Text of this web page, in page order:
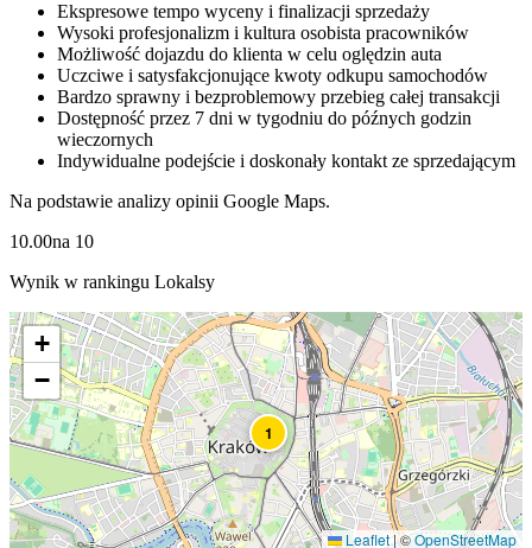
Ekspresowe tempo wyceny i finalizacji sprzedaży
Wysoki profesjonalizm i kultura osobista pracowników
Możliwość dojazdu do klienta w celu oględzin auta
Uczciwe i satysfakcjonujące kwoty odkupu samochodów
Bardzo sprawny i bezproblemowy przebieg całej transakcji
Dostępność przez 7 dni w tygodniu do późnych godzin
wieczornych
Indywidualne podejście i doskonały kontakt ze sprzedającym
Na podstawie analizy opinii Google Maps.
10.00na 10
Wynik w rankingu Lokalsy
1
+
−
Leaflet|©OpenStreetMap